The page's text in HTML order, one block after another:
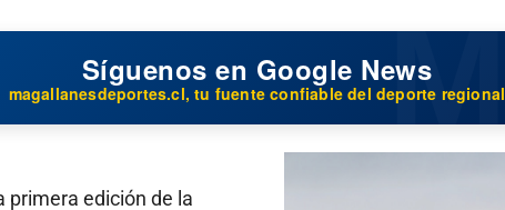
Síguenos en Google News
magallanesdeportes.cl, tu fuente confiable del deporte regional
primera edición de la